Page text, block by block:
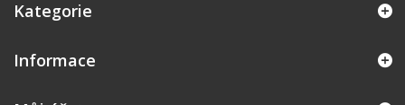
Kategorie
Informace